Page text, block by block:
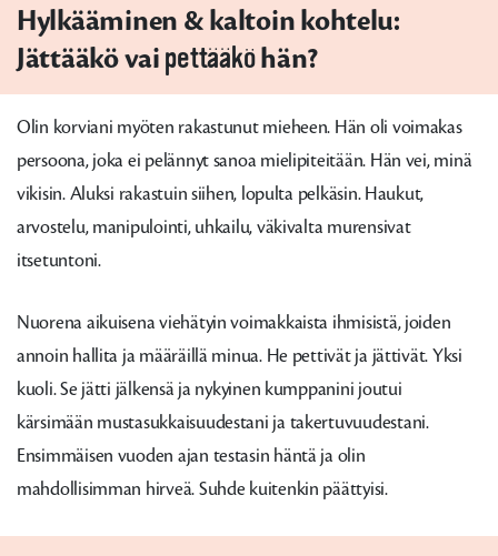
Hylkääminen & kaltoin kohtelu:
Jättääkö vaipettääköhän?
Olin korviani myöten rakastunut mieheen. Hän oli voimakas
persoona, joka ei pelännyt sanoa mielipiteitään. Hän vei, minä
vikisin. Aluksi rakastuin siihen, lopulta pelkäsin. Haukut,
arvostelu, manipulointi, uhkailu, väkivalta murensivat
itsetuntoni.
Nuorena aikuisena viehätyin voimakkaista ihmisistä, joiden
annoin hallita ja määräillä minua. He pettivät ja jättivät. Yksi
kuoli. Se jätti jälkensä ja nykyinen kumppanini joutui
kärsimään mustasukkaisuudestani ja takertuvuudestani.
Ensimmäisen vuoden ajan testasin häntä ja olin
mahdollisimman hirveä. Suhde kuitenkin päättyisi.